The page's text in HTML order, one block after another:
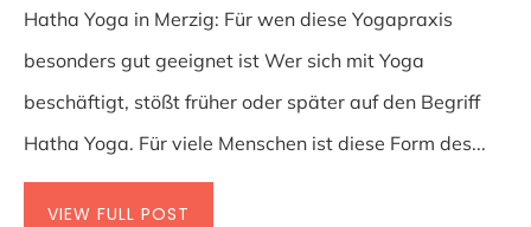
Hatha Yoga in Merzig: Für wen diese Yogapraxis
besonders gut geeignet ist Wer sich mit Yoga
beschäftigt, stößt früher oder später auf den Begriff
Hatha Yoga. Für viele Menschen ist diese Form des...
VIEW FULL POST